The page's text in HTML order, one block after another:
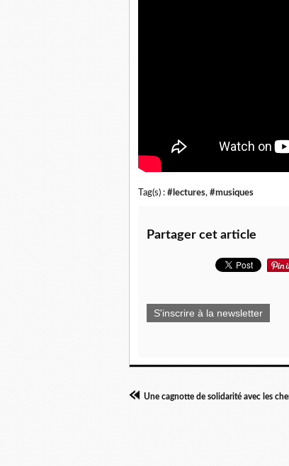
Tag(s) : #lectures, #musiques
Partager cet article
S'inscrire à la newsletter
Une cagnotte de solidarité avec les